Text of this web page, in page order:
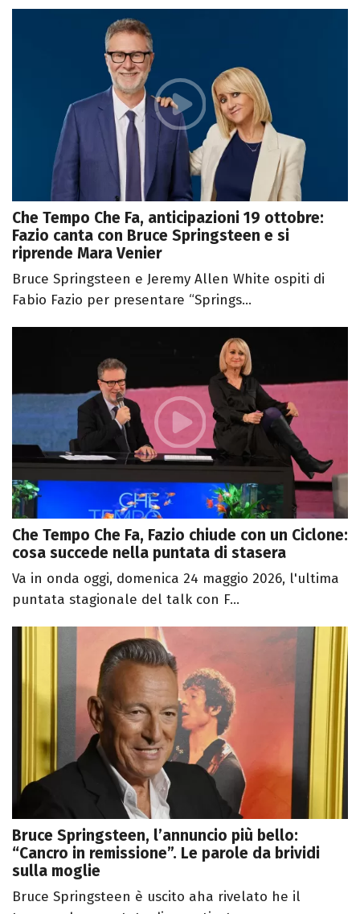
Che Tempo Che Fa, anticipazioni 19 ottobre:
Fazio canta con Bruce Springsteen e si
riprende Mara Venier
Bruce Springsteen e Jeremy Allen White ospiti di
Fabio Fazio per presentare “Springs...
Che Tempo Che Fa, Fazio chiude con un Ciclone:
cosa succede nella puntata di stasera
Va in onda oggi, domenica 24 maggio 2026, l'ultima
puntata stagionale del talk con F...
Bruce Springsteen, l’annuncio più bello:
“Cancro in remissione”. Le parole da brividi
sulla moglie
Bruce Springsteen è uscito aha rivelato he il